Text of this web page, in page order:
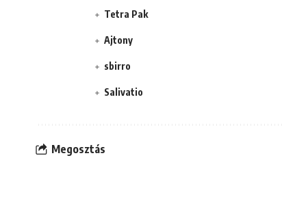
Tetra Pak
Ajtony
sbirro
Salivatio
Megosztás